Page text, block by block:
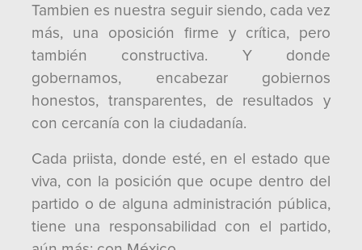
Tambien es nuestra seguir siendo, cada vez
más, una oposición firme y crítica, pero
también constructiva. Y donde
gobernamos, encabezar gobiernos
honestos, transparentes, de resultados y
con cercanía con la ciudadanía.
Cada priista, donde esté, en el estado que
viva, con la posición que ocupe dentro del
partido o de alguna administración pública,
tiene una responsabilidad con el partido,